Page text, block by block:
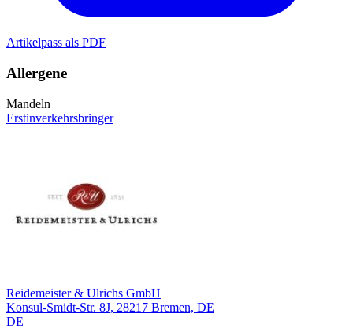
Artikelpass als PDF
Allergene
Mandeln
Erstinverkehrsbringer
Reidemeister & Ulrichs GmbH
Konsul-Smidt-Str. 8J, 28217 Bremen, DE
DE